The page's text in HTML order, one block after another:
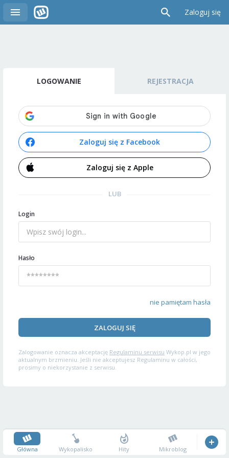
Zaloguj się
LOGOWANIE REJESTRACJA
Zaloguj się z Facebook
Zaloguj się z Apple
LUB
Login
Hasło
nie pamiętam hasła
ZALOGUJ SIĘ
Zalogowanie oznacza akceptację Regulaminu serwisu Wykop.pl w jego
aktualnym brzmieniu. Jeśli nie akceptujesz Regulaminu w całości,
prosimy o niekorzystanie z serwisu.
Główna Wykopalisko Hity Mikroblog